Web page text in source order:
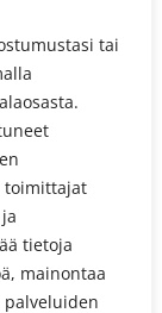
tai
toimittajat
tietoja
mainontaa